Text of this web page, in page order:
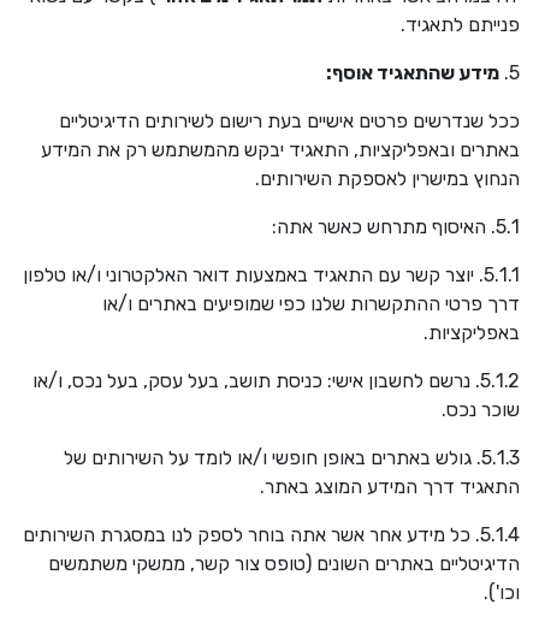
פנייתם לתאגיד.
5. מידע שהתאגיד אוסף:
ככל שנדרשים פרטים אישיים בעת רישום לשירותים הדיגיטליים
באתרים ובאפליקציות, התאגיד יבקש מהמשתמש רק את המידע
הנחוץ במישרין לאספקת השירותים.
5.1. האיסוף מתרחש כאשר אתה:
5.1.1. יוצר קשר עם התאגיד באמצעות דואר האלקטרוני ו/או טלפון
דרך פרטי ההתקשרות שלנו כפי שמופיעים באתרים ו/או
באפליקציות.
5.1.2. נרשם לחשבון אישי: כניסת תושב, בעל עסק, בעל נכס, ו/או
שוכר נכס.
5.1.3. גולש באתרים באופן חופשי ו/או לומד על השירותים של
התאגיד דרך המידע המוצג באתר.
5.1.4. כל מידע אחר אשר אתה בוחר לספק לנו במסגרת השירותים
הדיגיטליים באתרים השונים (טופס צור קשר, ממשקי משתמשים
וכו').